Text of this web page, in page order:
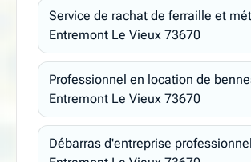
Service de rachat de ferraille et
Entremont Le Vieux 73670
Professionnel en location de
Entremont Le Vieux 73670
Débarras d'entreprise professionnel